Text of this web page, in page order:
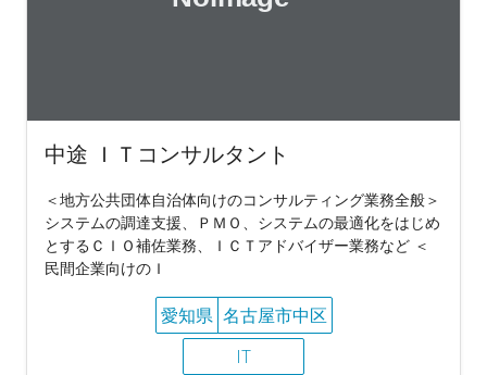
中途 ＩＴコンサルタント
＜地方公共団体自治体向けのコンサルティング業務全般＞
システムの調達支援、ＰＭＯ、システムの最適化をはじめ
とするＣＩＯ補佐業務、ＩＣＴアドバイザー業務など ＜
民間企業向けのＩ
愛知県 名古屋市中区
IT